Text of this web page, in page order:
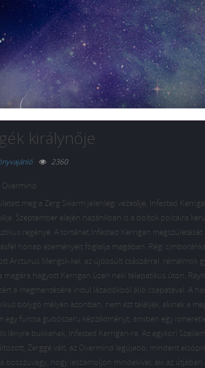
királynője
2360
meg a Zerg Swarm jelenlegi vezetője, Infested
Szeptember elején hazánkban is a boltok polcaira
regénye. A történet Infested Kerrigan megszületését
hónap eseményeit foglalja magában. Régi
Arcturus Mengsk-kel, az újdosült császárral, rémálmok
magára hagyott Kerrigan üzen neki telepatikus úton.
a megmentésére indul lázadókból álló csapatával. A
bolygó mélyén azonban, nem azt találják, akinek a
egy furcsa gubószeru képződményt, amiben egy
lényre bukkanak, Infested Kerrigan-re. Az egykori
Zerggé vált, az Overmind legújabb, mindent
bosszúvágy, hogy leszámoljon mindekivel, aki az útjában